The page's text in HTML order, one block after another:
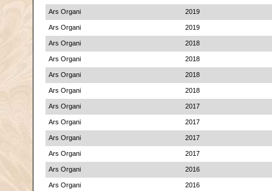
Ars Organi 2019
Ars Organi 2019
Ars Organi 2018
Ars Organi 2018
Ars Organi 2018
Ars Organi 2018
Ars Organi 2017
Ars Organi 2017
Ars Organi 2017
Ars Organi 2017
Ars Organi 2016
Ars Organi 2016